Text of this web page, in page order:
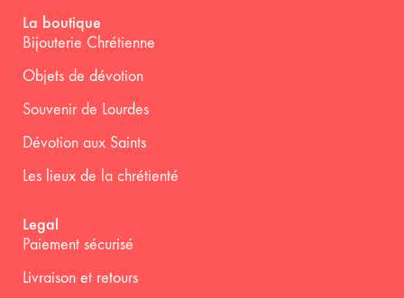
La boutique
Bijouterie Chrétienne
Objets de dévotion
Souvenir de Lourdes
Dévotion aux Saints
Les lieux de la chrétienté
Legal
Paiement sécurisé
Livraison et retours